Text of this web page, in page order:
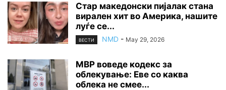
Стар македонски пијалак стана
вирален хит во Америка, нашите
луѓе се...
ВЕСТИ NMD - May 29, 2026
МВР воведе кодекс за
облекување: Еве со каква
облека не смее...